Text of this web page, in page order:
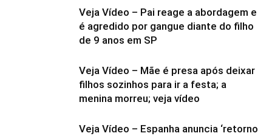
Veja Vídeo – Pai reage a abordagem e
é agredido por gangue diante do filho
de 9 anos em SP
Veja Vídeo – Mãe é presa após deixar
filhos sozinhos para ir a festa; a
menina morreu; veja vídeo
Veja Vídeo – Espanha anuncia ‘retorno